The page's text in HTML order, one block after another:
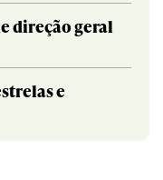
direção geral
e